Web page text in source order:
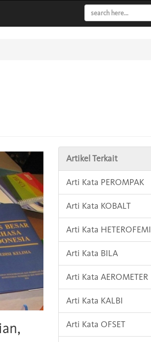
Artikel Terkait
Arti Kata PEROMPAK
Arti Kata KOBALT
Arti Kata HETEROFEMI
Arti Kata BILA
Arti Kata AEROMETER
Arti Kata KALBI
Arti Kata OFSET